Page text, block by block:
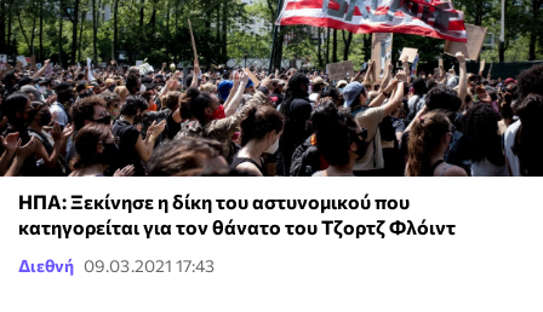
ΗΠΑ: Ξεκίνησε η δίκη του αστυνομικού που
κατηγορείται για τον θάνατο του Τζορτζ Φλόιντ
Διεθνή 09.03.2021 17:43